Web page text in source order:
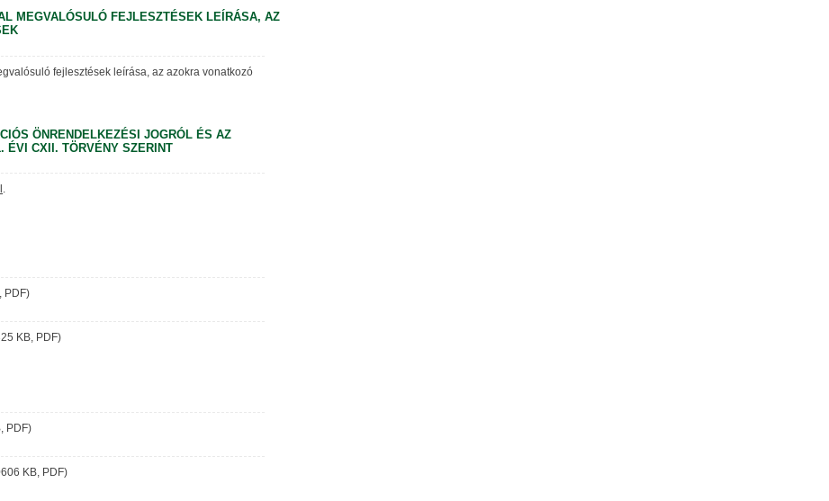
MEGVALÓSULÓ FEJLESZTÉSEK LEÍRÁSA, AZ
fejlesztések leírása, az azokra vonatkozó
ÖNRENDELKEZÉSI JOGRÓL ÉS AZ
ÉVI CXII. TÖRVÉNY SZERINT
.
PDF)
KB, PDF)
PDF)
KB, PDF)